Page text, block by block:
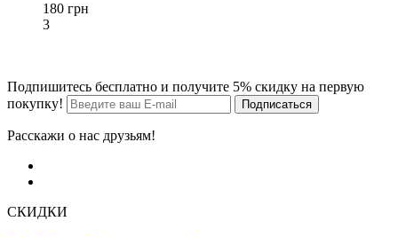
180 грн
3
Подпишитесь бесплатно и получите 5% скидку на первую
покупку!
Расскажи о нас друзьям!
СКИДКИ